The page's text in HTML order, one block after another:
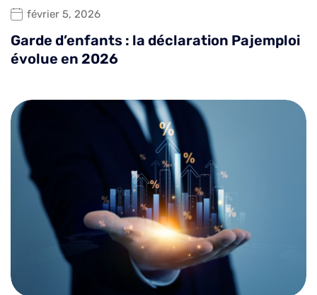
février 5, 2026
Garde d’enfants : la déclaration Pajemploi
évolue en 2026